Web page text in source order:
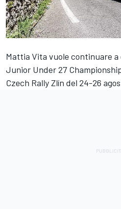
Mattia Vita vuole continuare a
Junior Under 27
Czech Rally Zlín del 24-26